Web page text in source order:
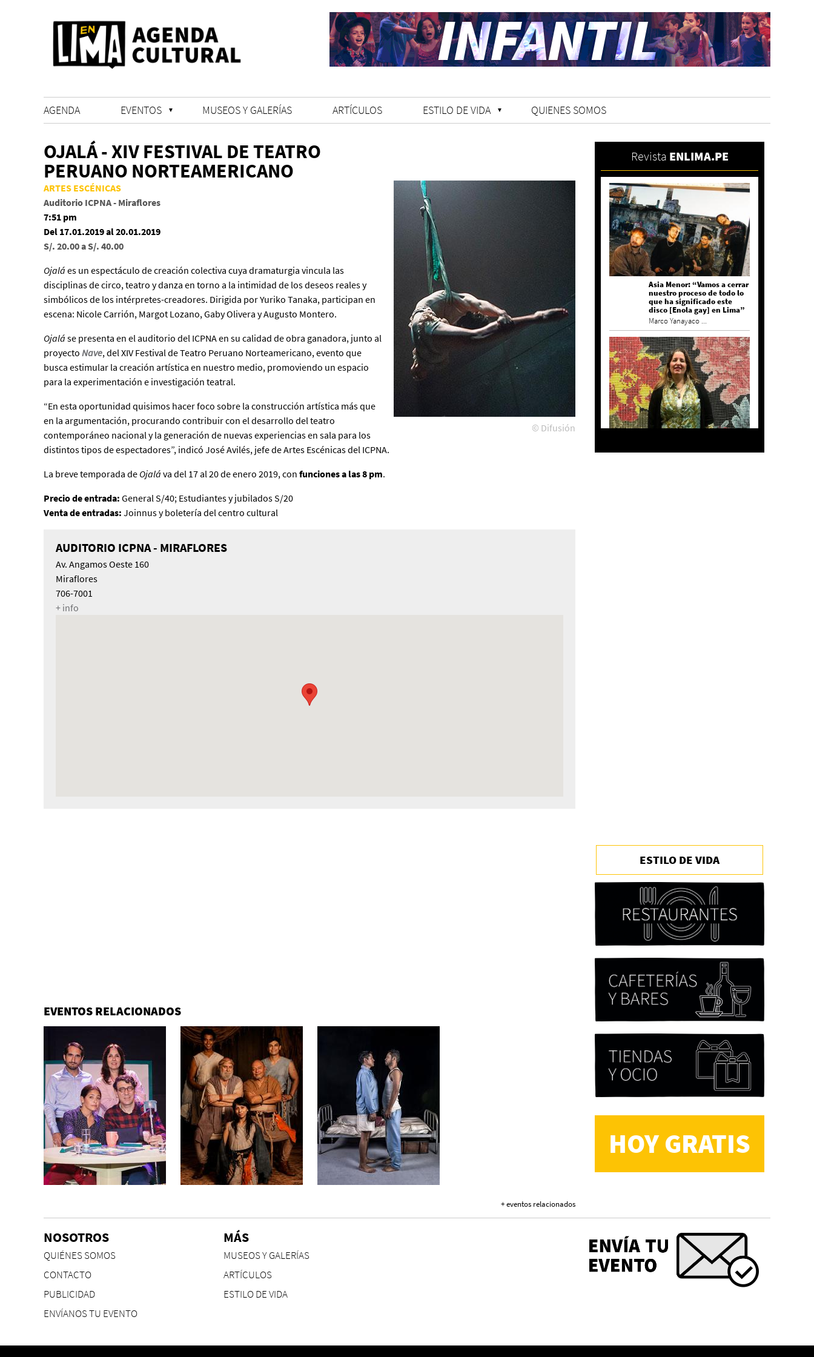
AGENDA EVENTOS MUSEOS Y GALERÍAS ARTÍCULOS ESTILO DE VIDA QUIENES SOMOS
OJALÁ - XIV FESTIVAL DE TEATRO
PERUANO NORTEAMERICANO
© Difusión
ARTES ESCÉNICAS
Auditorio ICPNA - Miraflores
7:51 pm
Del 17.01.2019 al 20.01.2019
S/. 20.00 a S/. 40.00
Ojalá es un espectáculo de creación colectiva cuya dramaturgia vincula las
disciplinas de circo, teatro y danza en torno a la intimidad de los deseos reales y
simbólicos de los intérpretes-creadores. Dirigida por Yuriko Tanaka, participan en
escena: Nicole Carrión, Margot Lozano, Gaby Olivera y Augusto Montero.
Ojalá se presenta en el auditorio del ICPNA en su calidad de obra ganadora, junto al
proyecto Nave, del XIV Festival de Teatro Peruano Norteamericano, evento que
busca estimular la creación artística en nuestro medio, promoviendo un espacio
para la experimentación e investigación teatral.
“En esta oportunidad quisimos hacer foco sobre la construcción artística más que
en la argumentación, procurando contribuir con el desarrollo del teatro
contemporáneo nacional y la generación de nuevas experiencias en sala para los
distintos tipos de espectadores”, indicó José Avilés, jefe de Artes Escénicas del ICPNA.
La breve temporada de Ojalá va del 17 al 20 de enero 2019, con funciones a las 8 pm.
Precio de entrada: General S/40; Estudiantes y jubilados S/20
Venta de entradas: Joinnus y boletería del centro cultural
AUDITORIO ICPNA - MIRAFLORES
Av. Angamos Oeste 160
Miraflores
706-7001
+ info
EVENTOS RELACIONADOS
+ eventos relacionados
Revista ENLIMA.PE
Asia Menor: “Vamos a cerrar
nuestro proceso de todo lo
que ha significado este
disco [Enola gay] en Lima”
Marco Yanayaco ...
país es Milei”
Chicas tristes de Fernanda
Tovar
Paloma Pulisci
Eva Valero Juan: "Una
mirada que construía un
universo donde lo único
importante eran los amigos
y la literatura"
Martín Carrasco
CS, de José María Salazar
ESTILO DE VIDA
HOY GRATIS
NOSOTROS
QUIÉNES SOMOS
CONTACTO
PUBLICIDAD
ENVÍANOS TU EVENTO
MÁS
MUSEOS Y GALERÍAS
ARTÍCULOS
ESTILO DE VIDA